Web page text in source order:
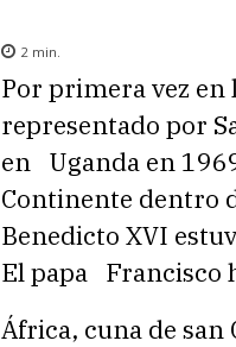
2 min.
Por primera vez en
representado por
en Uganda en
Continente dentro
Benedicto XVI
El papa Francisco
África, cuna de san